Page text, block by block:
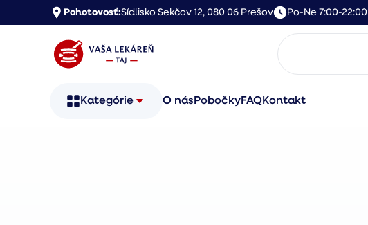
Pohotovosť:Sídlisko Sekčov 12, 080 06 Prešov Po-Ne 7:00-22:00
Kategórie O nás PobočkyFAQKontakt